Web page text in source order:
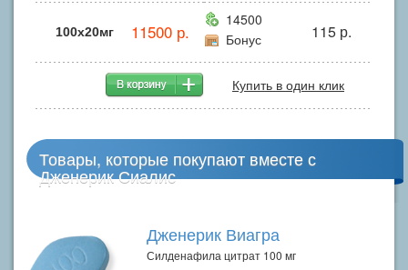
100x20мг 11500 р.
14500
Бонус
115 р.
Купить в один клик
Товары, которые покупают вместе с
Дженерик Сиалис
Дженерик Виагра
Силденафила цитрат 100 мг